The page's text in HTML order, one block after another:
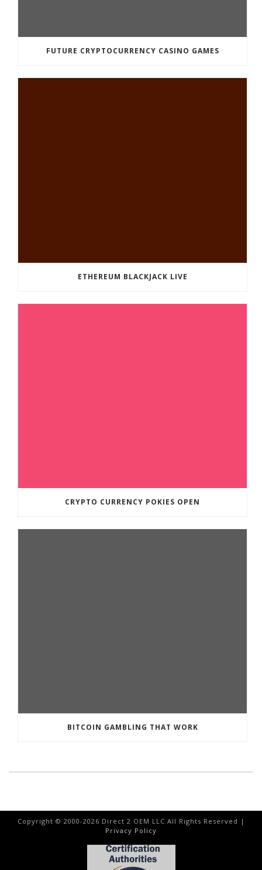
FUTURE CRYPTOCURRENCY CASINO GAMES
ETHEREUM BLACKJACK LIVE
CRYPTO CURRENCY POKIES OPEN
BITCOIN GAMBLING THAT WORK
Copyright © 2000-2026 Direct 2 OEM LLC All Rights Reserved |
Privacy Policy